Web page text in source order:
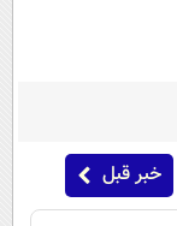
خبر قبل